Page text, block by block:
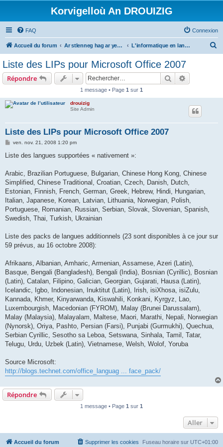
Korvigelloù An DROUIZIG
FAQ Connexion
Accueil du forum Ar stlenneg hag ar yezhoù bihan er bed a-bezh L'informatique en langues régionales et minoritaires
Liste des LIPs pour Microsoft Office 2007
Répondre Rechercher
1 message • Page 1 sur 1
drouizig
Site Admin
Liste des LIPs pour Microsoft Office 2007
M
s
g
ven. nov. 21, 2008 1:20 pm
Liste des langues supportées « nativement »:
Arabic, Brazilian Portuguese, Bulgarian, Chinese Hong Kong, Chinese
Simplified, Chinese Traditional, Croatian, Czech, Danish, Dutch,
Estonian, Finnish, French, German, Greek, Hebrew, Hindi, Hungarian,
Italian, Japanese, Korean, Latvian, Lithuania, Norwegian, Polish,
Portuguese, Romanian, Russian, Serbian, Slovak, Slovenian, Spanish,
Swedish, Thai, Turkish, Ukrainian
Liste des packs de langues additionnels (23 sont disponibles à ce jour sur
59 prévus, au 16 octobre 2008):
Afrikaans, Albanian, Amharic, Armenian, Assamese, Azeri (Latin),
Basque, Bengali (Bangladesh), Bengali (India), Bosnian (Cyrillic), Bosnian
(Latin), Catalan, Filipino, Galician, Georgian, Gujarati, Hausa (Latin),
Icelandic, Igbo, Indonesian, Inuktitut (Latin), Irish, isiXhosa, isiZulu,
Kannada, Khmer, Kinyarwanda, Kiswahili, Konkani, Kyrgyz, Lao,
Luxembourgish, Macedonian (FYROM), Malay (Brunei Darussalam),
Malay (Malaysia), Malayalam, Maltese, Maori, Marathi, Nepali, Norwegian
(Nynorsk), Oriya, Pashto, Persian (Farsi), Punjabi (Gurmukhi), Quechua,
Serbian Cyrillic, Sesotho sa Leboa, Setswana, Sinhala, Tamil, Tatar,
Telugu, Urdu, Uzbek (Latin), Vietnamese, Welsh, Wolof, Yoruba
Source Microsoft:
http://blogs.technet.com/office_languag ... face_pack/
Répondre
1 message • Page 1 sur 1
Aller
Accueil du forum Fuseau horaire sur UTC+01:00
Supprimer les cookies